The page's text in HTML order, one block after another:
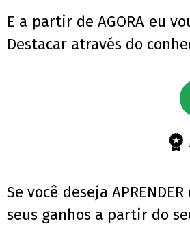
E a partir de AGORA eu
Destacar através do
Se você deseja
seus ganhos a partir do